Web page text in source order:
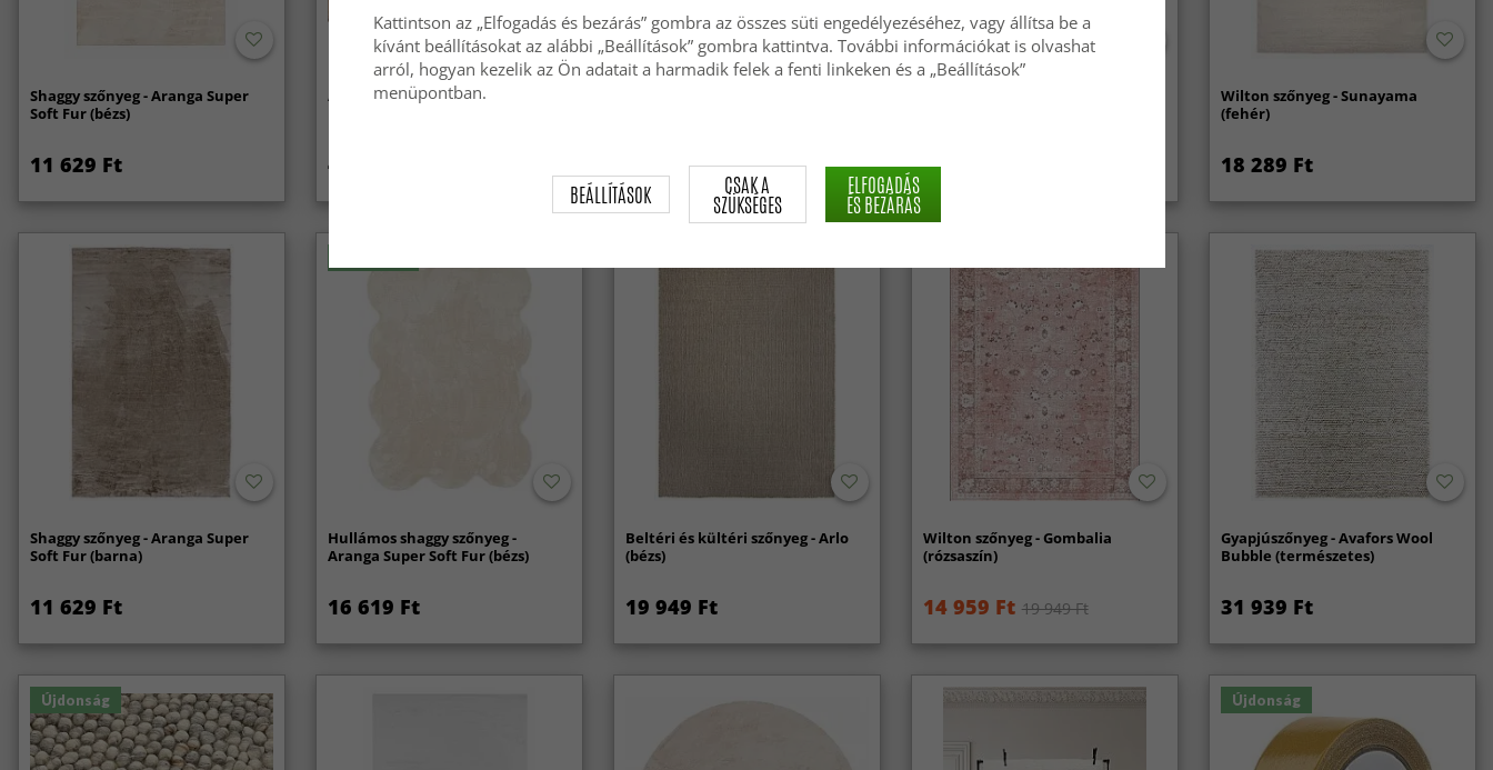
Shaggy szőnyeg - Aranga Super
Soft Fur (bézs)
11 629 Ft
Anti-slip/Csúszásgátló
4 969 Ft 28 279 Ft 28 279 Ft
Wilton szőnyeg - Sunayama
(fehér)
18 289 Ft
Shaggy szőnyeg - Aranga Super
Soft Fur (barna)
11 629 Ft
Hullámos shaggy szőnyeg -
Aranga Super Soft Fur (bézs)
16 619 Ft
Beltéri és kültéri szőnyeg - Arlo
(bézs)
19 949 Ft
Wilton szőnyeg - Gombalia
(rózsaszín)
14 959 Ft 19 949 Ft
Gyapjúszőnyeg - Avafors Wool
Bubble (természetes)
31 939 Ft
Újdonság Újdonság
Kattintson az „Elfogadás és bezárás” gombra az összes süti engedélyezéséhez, vagy állítsa be a
kívánt beállításokat az alábbi „Beállítások” gombra kattintva. További információkat is olvashat
arról, hogyan kezelik az Ön adatait a harmadik felek a fenti linkeken és a „Beállítások”
menüpontban.
BEÁLLÍTÁSOK CSAK A
SZÜKSÉGES
ELFOGADÁS
ÉS BEZÁRÁS